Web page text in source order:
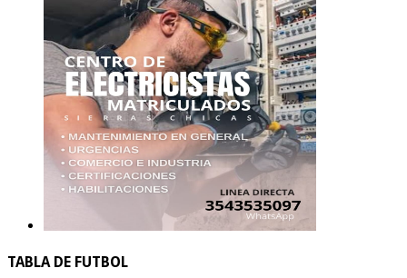
TABLA DE FUTBOL